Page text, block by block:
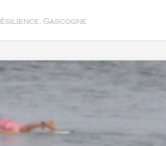
Gascogne